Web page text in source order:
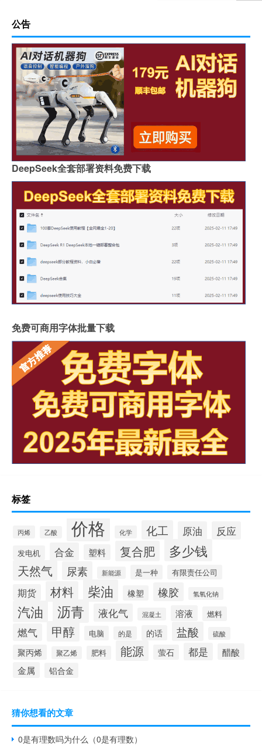
公告
DeepSeek全套部署资料免费下载
免费可商用字体批量下载
标签
丙烯 乙酸 价格 化学 化工 原油 反应
发电机 合金 塑料 复合肥 多少钱
天然气 尿素 新能源 是一种 有限责任公司
期货 材料 柴油 橡塑 橡胶 氢氧化钠
汽油 沥青 液化气 混凝土 溶液 燃料
燃气 甲醇 电脑 的是 的话 盐酸 硫酸
聚丙烯 聚乙烯 肥料 能源 萤石 都是 醋酸
金属 铝合金
猜你想看的文章
0是有理数吗为什么（0是有理数）